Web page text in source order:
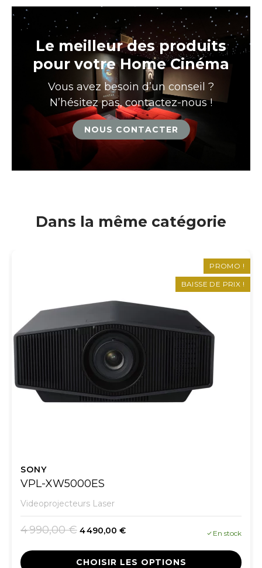
Le meilleur des produits
pour votre Home Cinéma
Vous avez besoin d’un conseil ?
N’hésitez pas, contactez-nous !
NOUS CONTACTER
Dans la même catégorie
PROMO !
BAISSE DE PRIX !
SONY
VPL-XW5000ES
Videoprojecteurs Laser
En stock
4 990,00 € 4 490,00 €
CHOISIR LES OPTIONS